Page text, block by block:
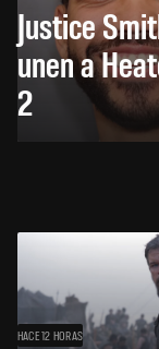
Justice
unen a
2
HACE 12 HORAS